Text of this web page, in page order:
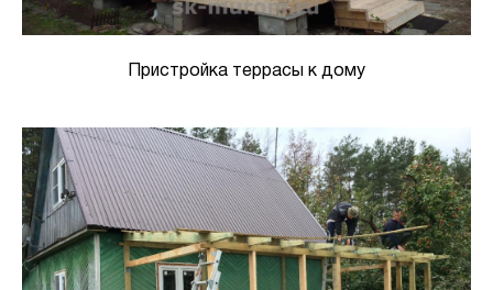
Пристройка террасы к дому